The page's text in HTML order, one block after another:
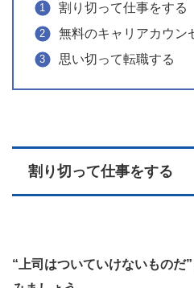
割り切って仕事をする
無料のキャリアカウン
思い切って転職する
割り切って仕事をする
“上司はついていけないものだ